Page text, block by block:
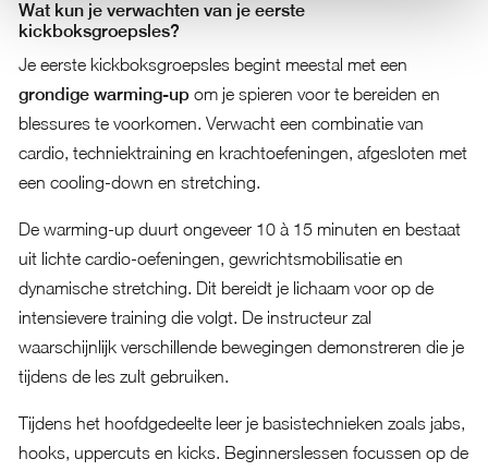
Wat kun je verwachten van je eerste
kickboksgroepsles?
Je eerste kickboksgroepsles begint meestal met een
grondige warming-upom je spieren voor te bereiden en
blessures te voorkomen. Verwacht een combinatie van
cardio, techniektraining en krachtoefeningen, afgesloten met
een cooling-down en stretching.
De warming-up duurt ongeveer 10 à 15 minuten en bestaat
uit lichte cardio-oefeningen, gewrichtsmobilisatie en
dynamische stretching. Dit bereidt je lichaam voor op de
intensievere training die volgt. De instructeur zal
waarschijnlijk verschillende bewegingen demonstreren die je
tijdens de les zult gebruiken.
Tijdens het hoofdgedeelte leer je basistechnieken zoals jabs,
hooks, uppercuts en kicks. Beginnerslessen focussen op de